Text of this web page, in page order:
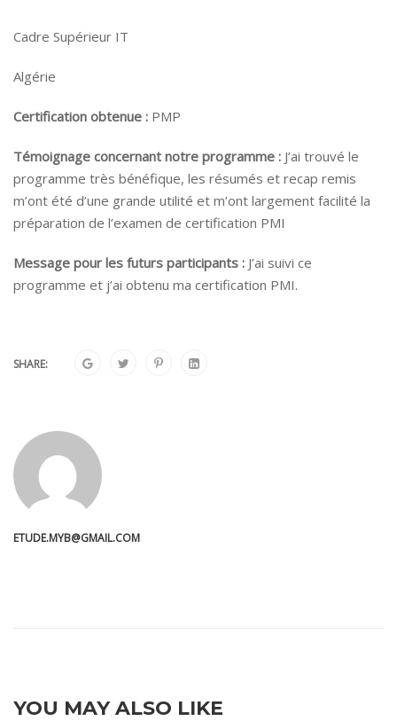
Cadre Supérieur IT
Algérie
Certification obtenue : PMP
Témoignage concernant notre programme : J’ai trouvé le
programme très bénéfique, les résumés et recap remis
m’ont été d’une grande utilité et m’ont largement facilité la
préparation de l’examen de certification PMI
Message pour les futurs participants : J’ai suivi ce
programme et j’ai obtenu ma certification PMI.
SHARE:
ETUDE.MYB@GMAIL.COM
YOU MAY ALSO LIKE